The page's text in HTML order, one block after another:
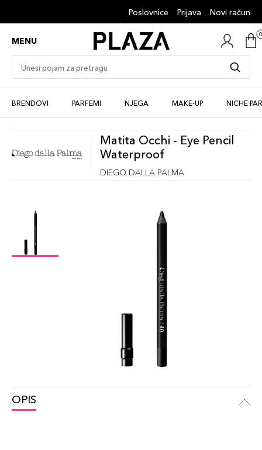
Poslovnice Prijava Novi račun
MENU
BRENDOVI PARFEMI NJEGA MAKE-UP NICHE
Matita Occhi - Eye Pencil
Waterproof
DIEGO DALLA PALMA
OPIS